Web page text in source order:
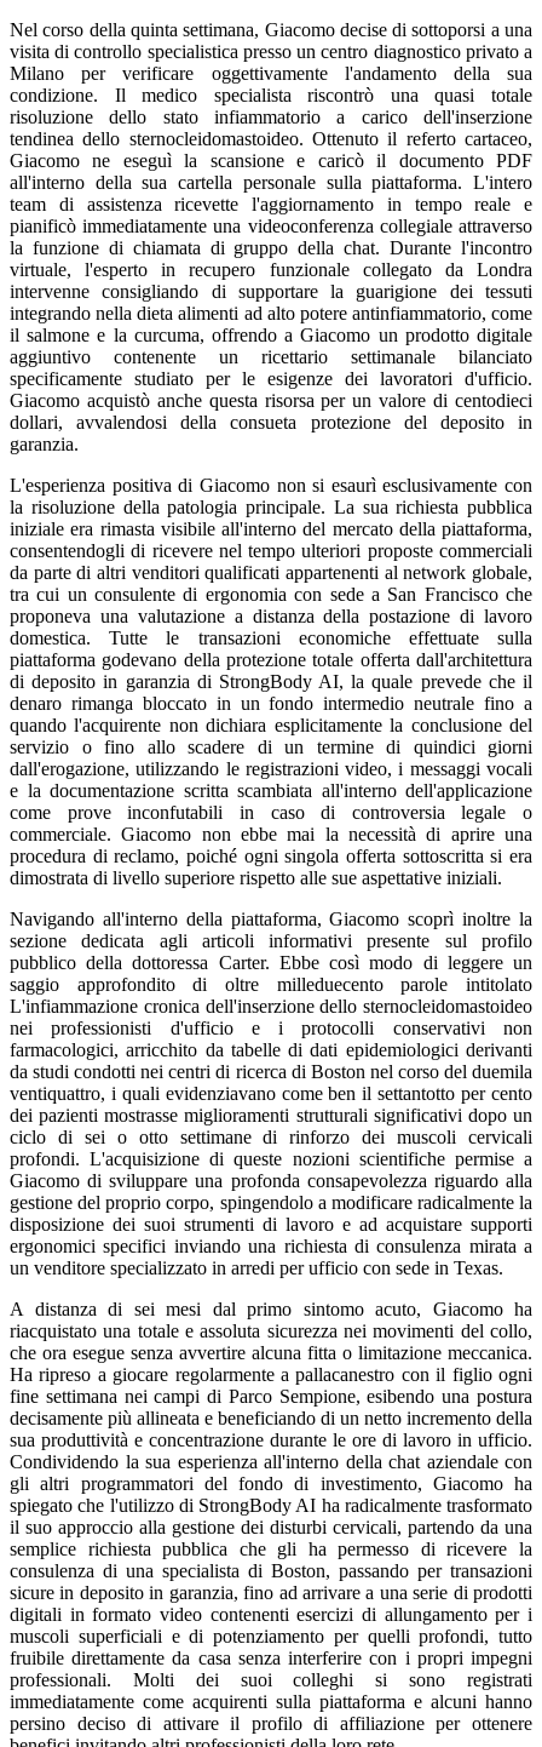
Nel corso della quinta settimana, Giacomo decise di sottoporsi a una
visita di controllo specialistica presso un centro diagnostico privato a
Milano per verificare oggettivamente l'andamento della sua
condizione. Il medico specialista riscontrò una quasi totale
risoluzione dello stato infiammatorio a carico dell'inserzione
tendinea dello sternocleidomastoideo. Ottenuto il referto cartaceo,
Giacomo ne eseguì la scansione e caricò il documento PDF
all'interno della sua cartella personale sulla piattaforma. L'intero
team di assistenza ricevette l'aggiornamento in tempo reale e
pianificò immediatamente una videoconferenza collegiale attraverso
la funzione di chiamata di gruppo della chat. Durante l'incontro
virtuale, l'esperto in recupero funzionale collegato da Londra
intervenne consigliando di supportare la guarigione dei tessuti
integrando nella dieta alimenti ad alto potere antinfiammatorio, come
il salmone e la curcuma, offrendo a Giacomo un prodotto digitale
aggiuntivo contenente un ricettario settimanale bilanciato
specificamente studiato per le esigenze dei lavoratori d'ufficio.
Giacomo acquistò anche questa risorsa per un valore di centodieci
dollari, avvalendosi della consueta protezione del deposito in
garanzia.
L'esperienza positiva di Giacomo non si esaurì esclusivamente con
la risoluzione della patologia principale. La sua richiesta pubblica
iniziale era rimasta visibile all'interno del mercato della piattaforma,
consentendogli di ricevere nel tempo ulteriori proposte commerciali
da parte di altri venditori qualificati appartenenti al network globale,
tra cui un consulente di ergonomia con sede a San Francisco che
proponeva una valutazione a distanza della postazione di lavoro
domestica. Tutte le transazioni economiche effettuate sulla
piattaforma godevano della protezione totale offerta dall'architettura
di deposito in garanzia di StrongBody AI, la quale prevede che il
denaro rimanga bloccato in un fondo intermedio neutrale fino a
quando l'acquirente non dichiara esplicitamente la conclusione del
servizio o fino allo scadere di un termine di quindici giorni
dall'erogazione, utilizzando le registrazioni video, i messaggi vocali
e la documentazione scritta scambiata all'interno dell'applicazione
come prove inconfutabili in caso di controversia legale o
commerciale. Giacomo non ebbe mai la necessità di aprire una
procedura di reclamo, poiché ogni singola offerta sottoscritta si era
dimostrata di livello superiore rispetto alle sue aspettative iniziali.
Navigando all'interno della piattaforma, Giacomo scoprì inoltre la
sezione dedicata agli articoli informativi presente sul profilo
pubblico della dottoressa Carter. Ebbe così modo di leggere un
saggio approfondito di oltre milleduecento parole intitolato
L'infiammazione cronica dell'inserzione dello sternocleidomastoideo
nei professionisti d'ufficio e i protocolli conservativi non
farmacologici, arricchito da tabelle di dati epidemiologici derivanti
da studi condotti nei centri di ricerca di Boston nel corso del duemila
ventiquattro, i quali evidenziavano come ben il settantotto per cento
dei pazienti mostrasse miglioramenti strutturali significativi dopo un
ciclo di sei o otto settimane di rinforzo dei muscoli cervicali
profondi. L'acquisizione di queste nozioni scientifiche permise a
Giacomo di sviluppare una profonda consapevolezza riguardo alla
gestione del proprio corpo, spingendolo a modificare radicalmente la
disposizione dei suoi strumenti di lavoro e ad acquistare supporti
ergonomici specifici inviando una richiesta di consulenza mirata a
un venditore specializzato in arredi per ufficio con sede in Texas.
A distanza di sei mesi dal primo sintomo acuto, Giacomo ha
riacquistato una totale e assoluta sicurezza nei movimenti del collo,
che ora esegue senza avvertire alcuna fitta o limitazione meccanica.
Ha ripreso a giocare regolarmente a pallacanestro con il figlio ogni
fine settimana nei campi di Parco Sempione, esibendo una postura
decisamente più allineata e beneficiando di un netto incremento della
sua produttività e concentrazione durante le ore di lavoro in ufficio.
Condividendo la sua esperienza all'interno della chat aziendale con
gli altri programmatori del fondo di investimento, Giacomo ha
spiegato che l'utilizzo di StrongBody AI ha radicalmente trasformato
il suo approccio alla gestione dei disturbi cervicali, partendo da una
semplice richiesta pubblica che gli ha permesso di ricevere la
consulenza di una specialista di Boston, passando per transazioni
sicure in deposito in garanzia, fino ad arrivare a una serie di prodotti
digitali in formato video contenenti esercizi di allungamento per i
muscoli superficiali e di potenziamento per quelli profondi, tutto
fruibile direttamente da casa senza interferire con i propri impegni
professionali. Molti dei suoi colleghi si sono registrati
immediatamente come acquirenti sulla piattaforma e alcuni hanno
persino deciso di attivare il profilo di affiliazione per ottenere